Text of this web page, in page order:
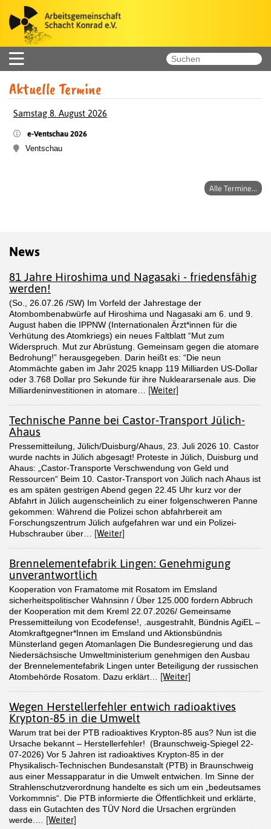
Aktuelle Termine
Samstag 8. August 2026
e-Ventschau 2026
Ventschau
Alle Termine...
News
81 Jahre Hiroshima und Nagasaki - friedensfähig
werden!
(So., 26.07.26 /SW) Im Vorfeld der Jahrestage der
Atombombenabwürfe auf Hiroshima und Nagasaki am 6. und 9.
August haben die IPPNW (Internationalen Ärzt*innen für die
Verhütung des Atomkriegs) ein neues Faltblatt “Mut zum
Widerspruch. Mut zur Abrüstung. Gemeinsam gegen die atomare
Bedrohung!” herausgegeben. Darin heißt es: “Die neun
Atommächte gaben im Jahr 2025 knapp 119 Milliarden US-Dollar
oder 3.768 Dollar pro Sekunde für ihre Nukleararsenale aus. Die
Milliardeninvestitionen in atomare…
[Weiter]
Technische Panne bei Castor-Transport Jülich-
Ahaus
Pressemitteilung, Jülich/Duisburg/Ahaus, 23. Juli 2026 10. Castor
wurde nachts in Jülich abgesagt! Proteste in Jülich, Duisburg und
Ahaus: „Castor-Transporte Verschwendung von Geld und
Ressourcen“ Beim 10. Castor-Transport von Jülich nach Ahaus ist
es am späten gestrigen Abend gegen 22.45 Uhr kurz vor der
Abfahrt in Jülich augenscheinlich zu einer folgenschweren Panne
gekommen: Während die Polizei schon abfahrbereit am
Forschungszentrum Jülich aufgefahren war und ein Polizei-
Hubschrauber über…
[Weiter]
Brennelementefabrik Lingen: Genehmigung
unverantwortlich
Kooperation von Framatome mit Rosatom im Emsland
sicherheitspolitischer Wahnsinn / Über 125.000 fordern Abbruch
der Kooperation mit dem Kreml 22.07.2026/ Gemeinsame
Pressemitteilung von Ecodefense!, .ausgestrahlt, Bündnis AgiEL –
Atomkraftgegner*Innen im Emsland und Aktionsbündnis
Münsterland gegen Atomanlagen Die Bundesregierung und das
Niedersächsische Umweltministerium genehmigen den Ausbau
der Brennelementefabrik Lingen unter Beteiligung der russischen
Atombehörde Rosatom. Dazu erklärt…
[Weiter]
Wegen Herstellerfehler entwich radioaktives
Krypton-85 in die Umwelt
Warum trat bei der PTB radioaktives Krypton-85 aus? Nun ist die
Ursache bekannt – Herstellerfehler! (Braunschweig-Spiegel 22-
07-2026) Vor 5 Jahren ist radioaktives Krypton-85 in der
Physikalisch-Technischen Bundesanstalt (PTB) in Braunschweig
aus einer Messapparatur in die Umwelt entwichen. Im Sinne der
Strahlenschutzverordnung handelte es sich um ein „bedeutsames
Vorkommnis“. Die PTB informierte die Öffentlichkeit und erklärte,
dass ein Gutachten des TÜV Nord die Ursachen ergründen
werde.…
[Weiter]